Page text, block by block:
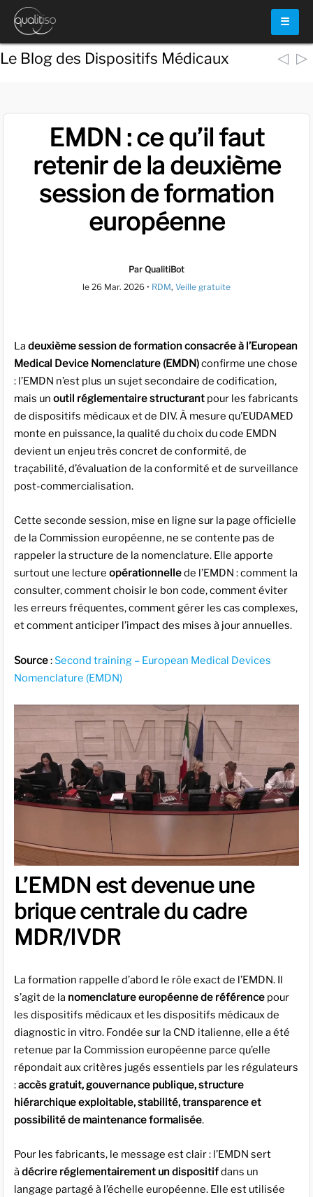
☰
Le Blog des Dispositifs Médicaux ◁ ▷
EMDN : ce qu’il faut
retenir de la deuxième
session de formation
européenne
Par QualitiBot
le 26 Mar. 2026 • RDM, Veille gratuite
La deuxième session de formation consacrée à l’European
Medical Device Nomenclature (EMDN)confirme une chose
: l’EMDN n’est plus un sujet secondaire de codification,
mais un outil réglementaire structurantpour les fabricants
de dispositifs médicaux et de DIV. À mesure qu’EUDAMED
monte en puissance, la qualité du choix du code EMDN
devient un enjeu très concret de conformité, de
traçabilité, d’évaluation de la conformité et de surveillance
post-commercialisation.
Cette seconde session, mise en ligne sur la page officielle
de la Commission européenne, ne se contente pas de
rappeler la structure de la nomenclature. Elle apporte
surtout une lecture opérationnellede l’EMDN : comment la
consulter, comment choisir le bon code, comment éviter
les erreurs fréquentes, comment gérer les cas complexes,
et comment anticiper l’impact des mises à jour annuelles.
Source:Second training – European Medical Devices
Nomenclature (EMDN)
L’EMDN est devenue une
brique centrale du cadre
MDR/IVDR
La formation rappelle d’abord le rôle exact de l’EMDN. Il
s’agit de la nomenclature européenne de référencepour
les dispositifs médicaux et les dispositifs médicaux de
diagnostic in vitro. Fondée sur la CND italienne, elle a été
retenue par la Commission européenne parce qu’elle
répondait aux critères jugés essentiels par les régulateurs
:accès gratuit, gouvernance publique, structure
hiérarchique exploitable, stabilité, transparence et
possibilité de maintenance formalisée.
Pour les fabricants, le message est clair : l’EMDN sert
à décrire réglementairement un dispositifdans un
langage partagé à l’échelle européenne. Elle est utilisée